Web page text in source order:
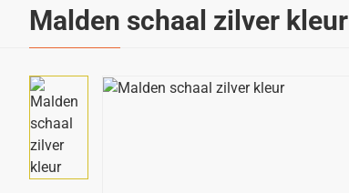
Malden schaal zilver kleur